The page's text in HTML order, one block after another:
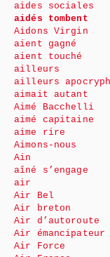
aides sociales
aidés tombent
Aidons Virgin
aient gagné
aient touché
ailleurs
ailleurs
aimait autant
Aimé Bacchelli
aimé capitaine
aime rire
Aimons-nous
Ain
aîné s’engage
air
Air Bel
Air breton
Air d’autoroute
Air émancipateur
Air Force